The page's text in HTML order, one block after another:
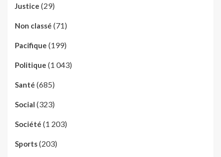
Justice (29)
Non classé (71)
Pacifique (199)
Politique (1 043)
Santé (685)
Social (323)
Société (1 203)
Sports(203)